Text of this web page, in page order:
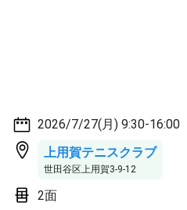
2026/7/27(月) 9:30-16:00
上用賀テニスクラブ
世田谷区上用賀3-9-12
2面